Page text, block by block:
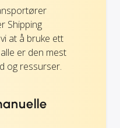
Shipping
at å bruke ett
er den mest
og ressurser.